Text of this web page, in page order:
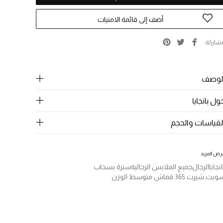
أضف إلى قائمة الامنيات
بانجايا
والحجم
المزيد
الرجالجميع الملابس الرجاليةسترة بسحاب
شيرت 365 قماش متوسط الوزن